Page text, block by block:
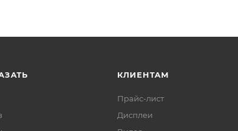
КЛИЕНТАМ
Прайс-лист
Дисплеи